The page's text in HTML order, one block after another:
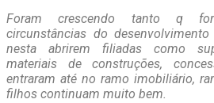
Foram crescendo tanto q
circunstâncias do
nesta abrirem filiadas como
materiais de construções,
entraram até no ramo imobiliário,
filhos continuam muito bem.